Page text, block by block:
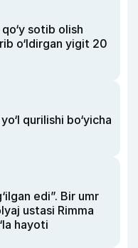
sotib olish
o‘ldirgan yigit 20
qurilishi bo‘yicha
edi”. Bir umr
ustasi Rimma
hayoti